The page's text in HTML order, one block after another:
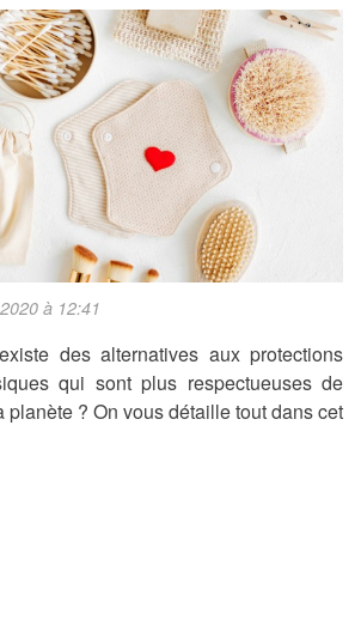
à 12:41
des alternatives aux protections
qui sont plus respectueuses de
planète ? On vous détaille tout dans cet